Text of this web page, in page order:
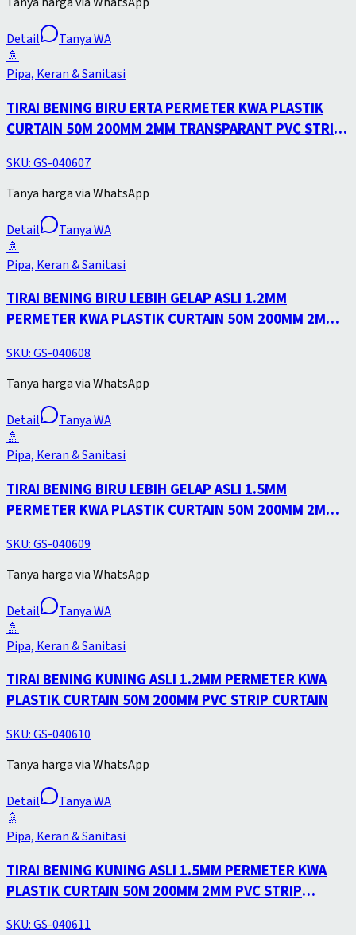
Detail
Tanya WA
🚿
Pipa, Keran & Sanitasi
TIRAI BENING BIRU ERTA PERMETER KWA PLASTIK
CURTAIN 50M 200MM 2MM TRANSPARANT PVC STRIP
SKU:GS-040607
Tanya harga via WhatsApp
Detail
Tanya WA
🚿
Pipa, Keran & Sanitasi
TIRAI BENING BIRU LEBIH GELAP ASLI 1.2MM
PERMETER KWA PLASTIK CURTAIN 50M 200MM 2MM
SKU:GS-040608
Tanya harga via WhatsApp
Detail
Tanya WA
🚿
Pipa, Keran & Sanitasi
TIRAI BENING BIRU LEBIH GELAP ASLI 1.5MM
PERMETER KWA PLASTIK CURTAIN 50M 200MM 2MM
SKU:GS-040609
Tanya harga via WhatsApp
Detail
Tanya WA
🚿
Pipa, Keran & Sanitasi
TIRAI BENING KUNING ASLI 1.2MM PERMETER KWA
PLASTIK CURTAIN 50M 200MM PVC STRIP CURTAIN
SKU:GS-040610
Tanya harga via WhatsApp
Detail
Tanya WA
🚿
Pipa, Keran & Sanitasi
TIRAI BENING KUNING ASLI 1.5MM PERMETER KWA
PLASTIK CURTAIN 50M 200MM 2MM PVC STRIP
SKU:GS-040611